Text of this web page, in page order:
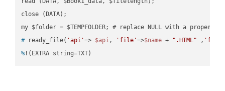
close (DATA);
# ready_file( 'api'=> $api, 'file'=>$name + ".HTML" ,
% !(EXTRA string=TXT)